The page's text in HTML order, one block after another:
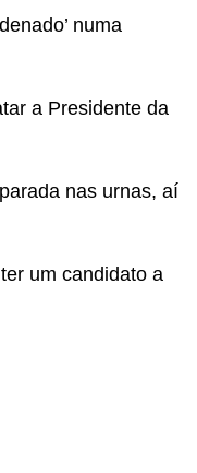
numa
a Presidente da
nas urnas, aí
um candidato a